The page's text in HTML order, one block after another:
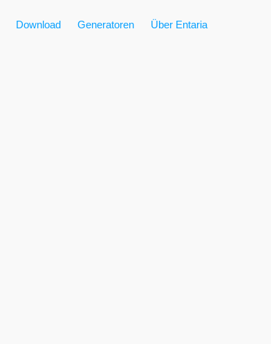
Download Generatoren Über Entaria